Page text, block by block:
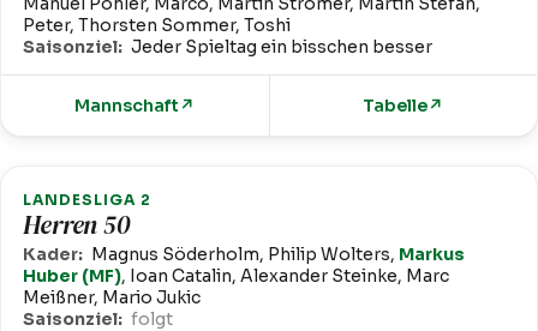
Peter, Thorsten Sommer, Toshi
Saisonziel: Jeder Spieltag ein bisschen besser
Mannschaft ↗ Tabelle↗
LANDESLIGA 2
Herren 50
Kader: Magnus Söderholm, Philip Wolters, Markus
Huber (MF), Ioan Catalin, Alexander Steinke, Marc
Meißner, Mario Jukic
Saisonziel: folgt